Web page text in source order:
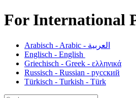
For International
Arabisch - Arabic - العربية
Englisch - English
Griechisch - Greek - ελληνικά
Russisch - Russian - русский
Türkisch - Turkish - Türk